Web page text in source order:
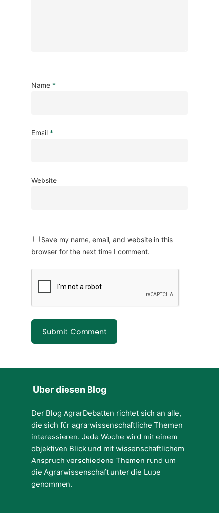
Name *
Email *
Website
Save my name, email, and website in this
browser for the next time I comment.
Über diesen Blog
Der Blog AgrarDebatten richtet sich an alle,
die sich für agrarwissenschaftliche Themen
interessieren. Jede Woche wird mit einem
objektiven Blick und mit wissenschaftlichem
Anspruch verschiedene Themen rund um
die Agrarwissenschaft unter die Lupe
genommen.